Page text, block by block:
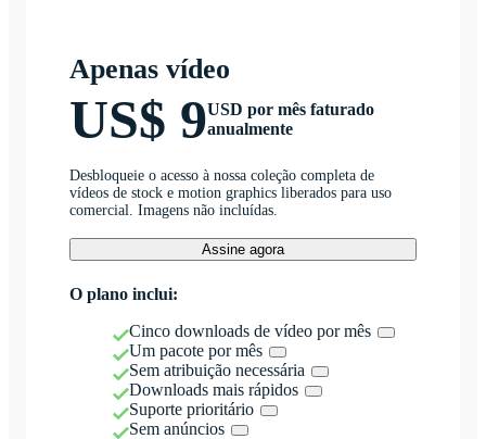
Apenas vídeo
US$ 9USD por mês faturado
anualmente
Desbloqueie o acesso à nossa coleção completa de
vídeos de stock e motion graphics liberados para uso
comercial. Imagens não incluídas.
Assine agora
O plano inclui:
Cinco downloads de vídeo por mês
Um pacote por mês
Sem atribuição necessária
Downloads mais rápidos
Suporte prioritário
Sem anúncios